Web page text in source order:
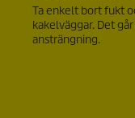
Ta enkelt bort fukt
kakelväggar. Det
ansträngning.